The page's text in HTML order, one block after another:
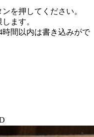
を押してください。
ます。
間以内は書き込みがで